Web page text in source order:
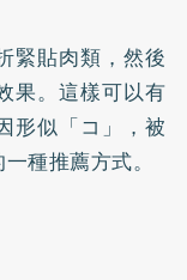
緊貼肉類，然後
果。這樣可以有
形似「コ」，被
種推薦方式。